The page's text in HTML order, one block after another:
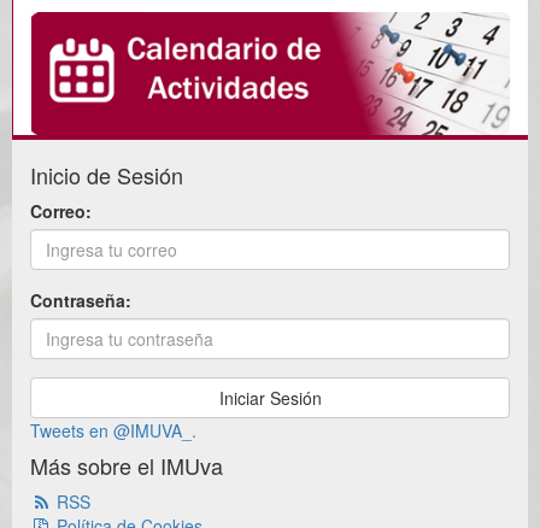
Inicio de Sesión
Correo:
Contraseña:
Tweets en @IMUVA_.
Más sobre el IMUva
RSS